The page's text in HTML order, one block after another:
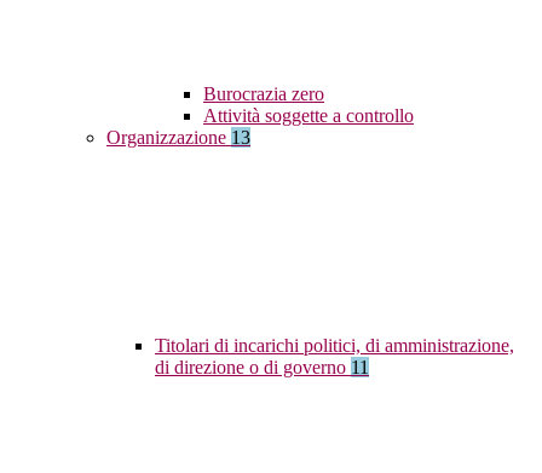
Burocrazia zero
Attività soggette a controllo
Organizzazione 13
Titolari di incarichi politici, di amministrazione,
di direzione o di governo 11